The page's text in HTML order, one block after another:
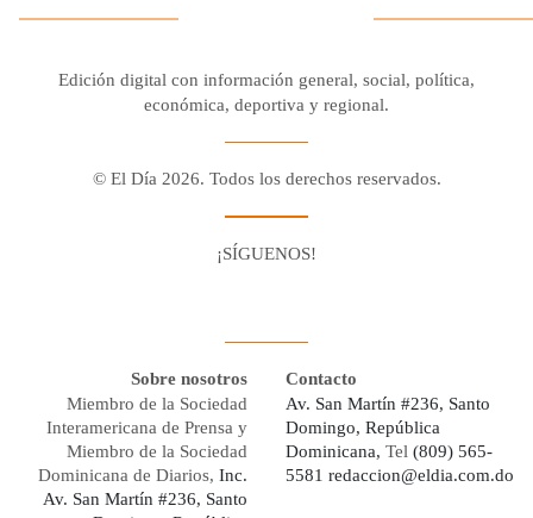
Edición digital con información general, social, política,
económica, deportiva y regional.
© El Día 2026. Todos los derechos reservados.
¡SÍGUENOS!
Sobre nosotros
Miembro de la Sociedad
Interamericana de Prensa y
Miembro de la Sociedad
Dominicana de Diarios, Inc.
Av. San Martín #236, Santo
Contacto
Av. San Martín #236, Santo
Domingo, República
Dominicana, Tel (809) 565-
5581 redaccion@eldia.com.do